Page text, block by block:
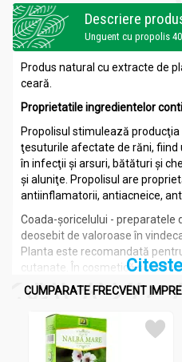
Descriere
Unguent cu propolis
Produs natural cu extracte de
ceară.
Proprietatileingredientelor
Propolisul stimulează
ţesuturile afectate de răni, fiind
în infecţii şi arsuri, bătături şi
şi aluniţe. Propolisul are
antiinflamatorii, antiacneice,
Coada-şoricelului - preparatele
deosebit de valoroase în
Planta este recomandată
cutanate. În cosmetică se
Are efect calmant, tonic.
patogene din zona tratată,
profunzime, vindecând
CUMPARATE FRECVENT